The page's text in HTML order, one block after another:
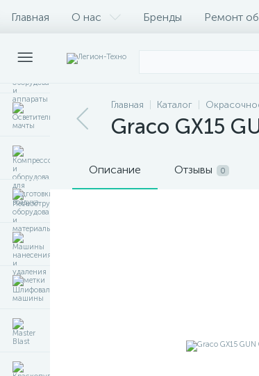
Главная О нас Бренды Ремонт
Главная Каталог
Graco GX15
Описание Отзывы 0